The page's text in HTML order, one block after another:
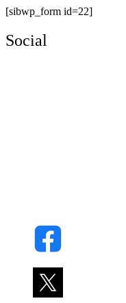
[sibwp_form id=22]
Social